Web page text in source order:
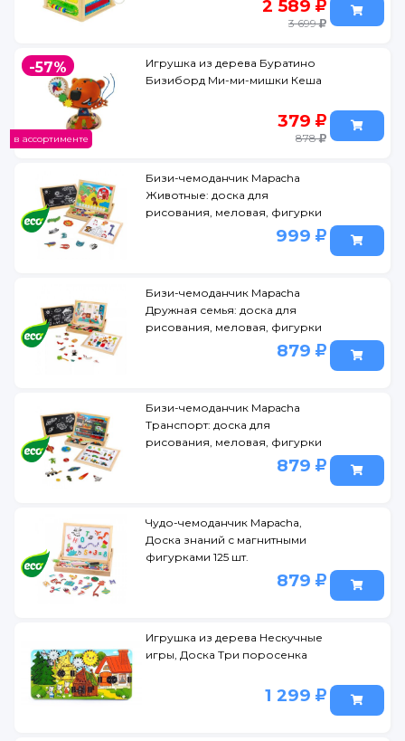
2 589
3 699
-57%
в ассортименте
Игрушка из дерева Буратино
Бизиборд Ми-ми-мишки Кеша
379
878
Бизи-чемоданчик Mapacha
Животные: доска для
рисования, меловая, фигурки
на магнитах, 2 игр.фона999
Бизи-чемоданчик Mapacha
Дружная семья: доска для
рисования, меловая, фигурки
на магнитах, 2 игр.фона879
Бизи-чемоданчик Mapacha
Транспорт: доска для
рисования, меловая, фигурки
на магнитах, 2 игр.фона879
Чудо-чемоданчик Mapacha,
Доска знаний с магнитными
фигурками 125 шт.
879
Игрушка из дерева Нескучные
игры, Доска Три поросенка
1 299